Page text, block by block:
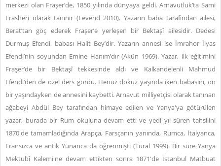
merkezi olan Fraşer’de, 1850 yılında dünyaya geldi. Arnavutluk’ta Sami
Frasheri olarak tanınır (Levend 2010). Yazarın baba tarafından ailesi,
Berat’tan göç ederek Fraşer’e yerleşen bir Bektaşî ailesidir. Dedesi
Durmuş Efendi, babası Halit Bey’dir. Yazarın annesi ise İmrahor İlyas
Efendi’nin soyundan Emine Hanım’dır (Akün 1969). Yazar, ilk eğitimini
Fraşer’de bir Bektaşî tekkesinde aldı ve Kalkandelenli Mahmud
Efendi’den de özel ders gördü. Henüz dokuz yaşında iken babasını, on
bir yaşındayken de annesini kaybetti. Arnavut milliyetçisi olarak tanınan
ağabeyi Abdül Bey tarafından himaye edilen ve Yanya'ya götürülen
yazar, burada bir Rum okuluna devam etti ve yedi yıl süren tahsilini
1870'de tamamladığında Arapça, Farsçanın yanında, Rumca, İtalyanca,
Fransızca ve antik Yunanca da öğrenmişti (Tural 1999). Bir süre Yanya
Mektubî Kalemi'ne devam ettikten sonra 1871'de İstanbul Matbuat